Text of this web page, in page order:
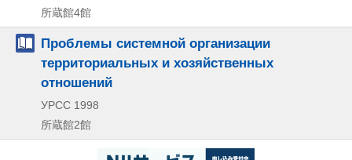
所蔵館4館
Проблемы системной организации
территориальных и хозяйственных
отношений
УРСС 1998
所蔵館2館